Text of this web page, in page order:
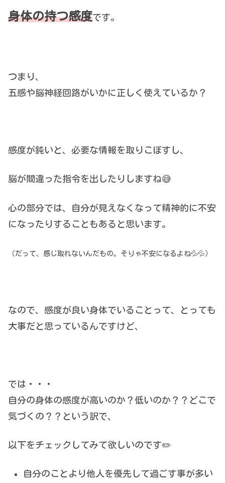
身体の持つ感度です。
つまり、
五感や脳神経回路がいかに正しく使えているか？
感度が鈍いと、必要な情報を取りこぼすし、
脳が間違った指令を出したりしますね😅
心の部分では、自分が見えなくなって精神的に不安
になったりすることもあると思います。
（だって、感じ取れないんだもの。そりゃ不安になるよね💦💦）
なので、感度が良い身体でいることって、とっても
大事だと思っているんですけど、
では・・・
自分の身体の感度が高いのか？低いのか？？どこで
気づくの？？という訳で、
以下をチェックしてみて欲しいのです✏️
自分のことより他人を優先して過ごす事が多い